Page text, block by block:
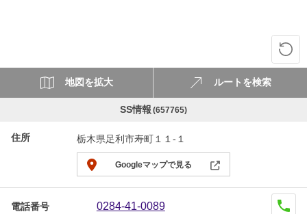
SS情報 (657765)
住所 栃木県足利市寿町１１-１
Googleマップで見る
電話番号 0284-41-0089
地図を拡大 ルートを検索